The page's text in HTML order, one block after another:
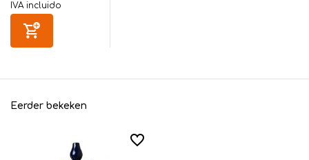
IVA incluido
Eerder bekeken